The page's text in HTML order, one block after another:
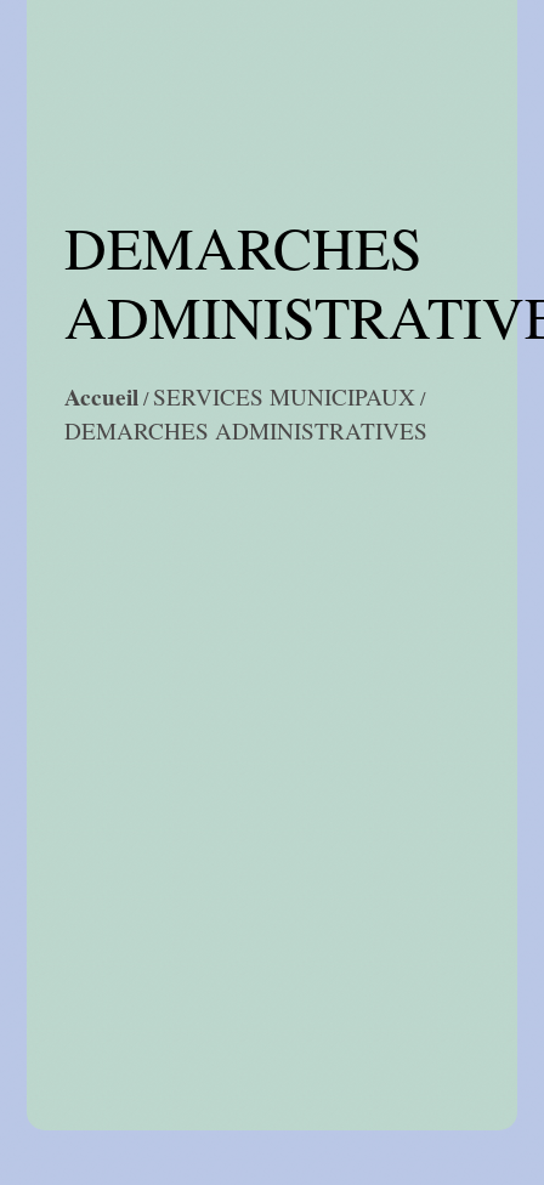
DEMARCHES
Accueil/SERVICES MUNICIPAUX /
DEMARCHES ADMINISTRATIVES